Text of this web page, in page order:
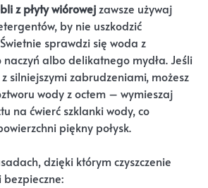
z płyty wiórowejzawsze używaj
by nie uszkodzić
sprawdzi się woda z
albo delikatnego mydła. Jeśli
silniejszymi zabrudzeniami, możesz
wody z octem – wymieszaj
na ćwierć szklanki wody, co
piękny połysk.
dzięki którym czyszczenie